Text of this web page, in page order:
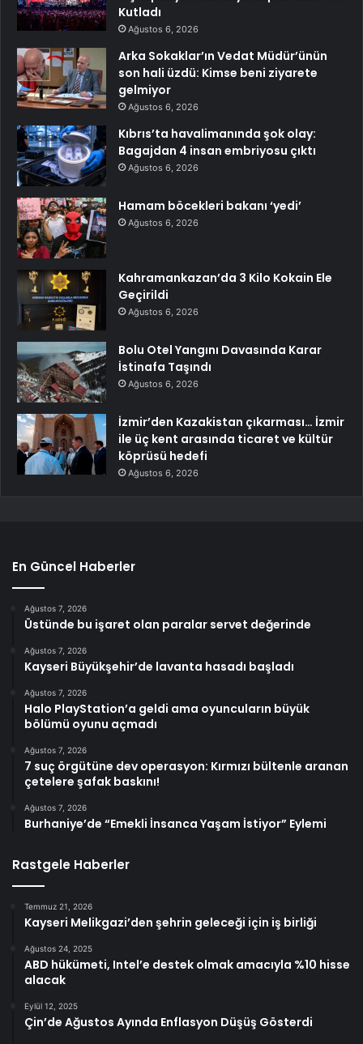
Kutladı
Ağustos 6, 2026
Arka Sokaklar’ın Vedat Müdür’ünün
son hali üzdü: Kimse beni ziyarete
gelmiyor
Ağustos 6, 2026
Kıbrıs’ta havalimanında şok olay:
Bagajdan 4 insan embriyosu çıktı
Ağustos 6, 2026
Hamam böcekleri bakanı ‘yedi’
Ağustos 6, 2026
Kahramankazan’da 3 Kilo Kokain Ele
Geçirildi
Ağustos 6, 2026
Bolu Otel Yangını Davasında Karar
İstinafa Taşındı
Ağustos 6, 2026
İzmir’den Kazakistan çıkarması… İzmir
ile üç kent arasında ticaret ve kültür
köprüsü hedefi
Ağustos 6, 2026
En Güncel Haberler
Ağustos 7, 2026
Üstünde bu işaret olan paralar servet değerinde
Ağustos 7, 2026
Kayseri Büyükşehir’de lavanta hasadı başladı
Ağustos 7, 2026
Halo PlayStation’a geldi ama oyuncuların büyük
bölümü oyunu açmadı
Ağustos 7, 2026
7 suç örgütüne dev operasyon: Kırmızı bültenle aranan
çetelere şafak baskını!
Ağustos 7, 2026
Burhaniye’de “Emekli İnsanca Yaşam İstiyor” Eylemi
Rastgele Haberler
Temmuz 21, 2026
Kayseri Melikgazi’den şehrin geleceği için iş birliği
Ağustos 24, 2025
ABD hükümeti, Intel’e destek olmak amacıyla %10 hisse
alacak
Eylül 12, 2025
Çin’de Ağustos Ayında Enflasyon Düşüş Gösterdi